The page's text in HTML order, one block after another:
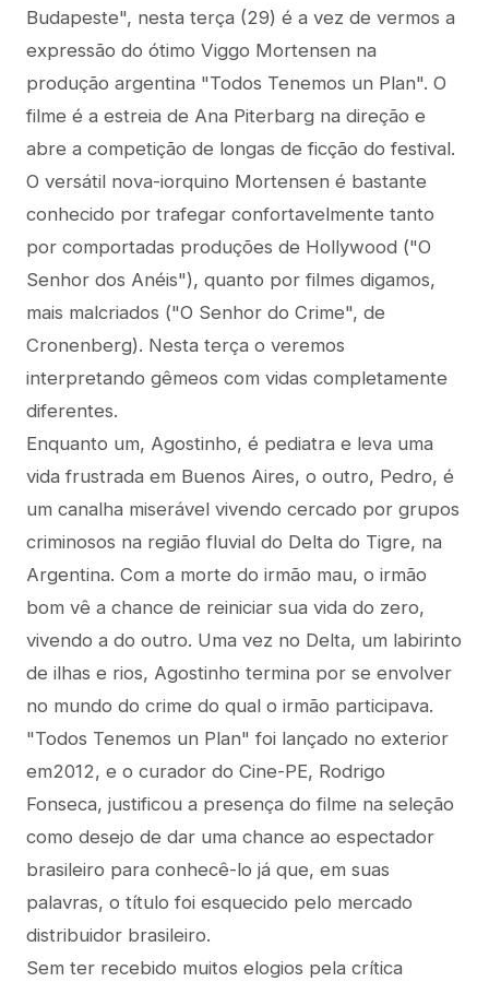
Budapeste", nesta terça (29) é a vez de vermos a
expressão do ótimo Viggo Mortensen na
produção argentina "Todos Tenemos un Plan". O
filme é a estreia de Ana Piterbarg na direção e
abre a competição de longas de ficção do festival.
O versátil nova-iorquino Mortensen é bastante
conhecido por trafegar confortavelmente tanto
por comportadas produções de Hollywood ("O
Senhor dos Anéis"), quanto por filmes digamos,
mais malcriados ("O Senhor do Crime", de
Cronenberg). Nesta terça o veremos
interpretando gêmeos com vidas completamente
diferentes.
Enquanto um, Agostinho, é pediatra e leva uma
vida frustrada em Buenos Aires, o outro, Pedro, é
um canalha miserável vivendo cercado por grupos
criminosos na região fluvial do Delta do Tigre, na
Argentina. Com a morte do irmão mau, o irmão
bom vê a chance de reiniciar sua vida do zero,
vivendo a do outro. Uma vez no Delta, um labirinto
de ilhas e rios, Agostinho termina por se envolver
no mundo do crime do qual o irmão participava.
"Todos Tenemos un Plan" foi lançado no exterior
em2012, e o curador do Cine-PE, Rodrigo
Fonseca, justificou a presença do filme na seleção
como desejo de dar uma chance ao espectador
brasileiro para conhecê-lo já que, em suas
palavras, o título foi esquecido pelo mercado
distribuidor brasileiro.
Sem ter recebido muitos elogios pela crítica